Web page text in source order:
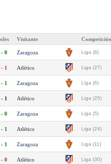
Visitante Competición
- 0 Zaragoza Liga (8)
1 Atlético Liga (27)
1 Zaragoza Liga (6)
- 1 Atlético Liga (25)
- 0 Zaragoza Liga (5)
1 Atlético Liga (24)
1 Zaragoza Liga (11)
- 0 Atlético Liga (30)